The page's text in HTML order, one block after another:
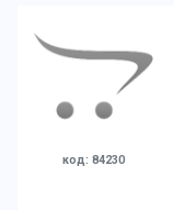
код: 84230